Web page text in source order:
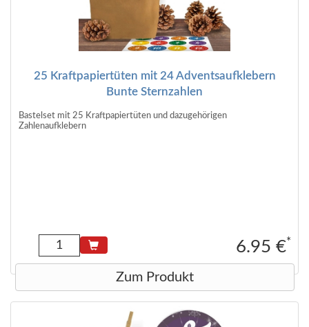
25 Kraftpapiertüten mit 24 Adventsaufklebern
Bunte Sternzahlen
Bastelset mit 25 Kraftpapiertüten und dazugehörigen
Zahlenaufklebern
6.95 €*
Zum Produkt